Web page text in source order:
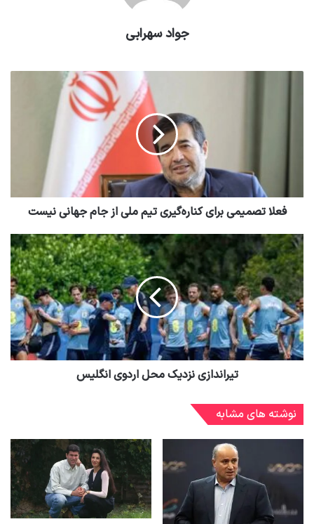
جواد سهرابی
فعلا تصمیمی برای کناره‌گیری تیم ملی از جام جهانی نیست
تیراندازی نزدیک محل اردوی انگلیس
نوشته های مشابه